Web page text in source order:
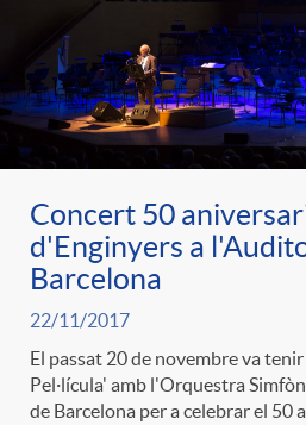
Concert 50
d'Enginyers a
Barcelona
22/11/2017
El passat 20 de novembre va
Pel·lícula' amb l'Orquestra
de Barcelona per a celebrar el 50